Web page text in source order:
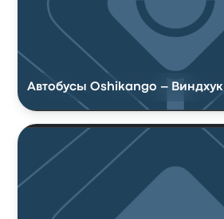
Автобусы Oshikango – Виндхук